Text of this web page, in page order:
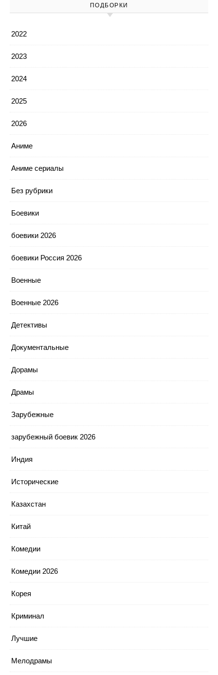
ПОДБОРКИ
2022
2023
2024
2025
2026
Аниме
Аниме сериалы
Без рубрики
Боевики
боевики 2026
боевики Россия 2026
Военные
Военные 2026
Детективы
Документальные
Дорамы
Драмы
Зарубежные
зарубежный боевик 2026
Индия
Исторические
Казахстан
Китай
Комедии
Комедии 2026
Корея
Криминал
Лучшие
Мелодрамы